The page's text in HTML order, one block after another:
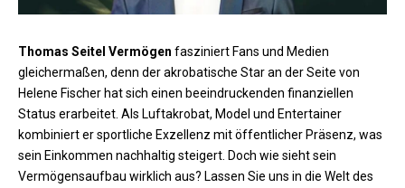
Thomas Seitel Vermögen fasziniert Fans und Medien
gleichermaßen, denn der akrobatische Star an der Seite von
Helene Fischer hat sich einen beeindruckenden finanziellen
Status erarbeitet. Als Luftakrobat, Model und Entertainer
kombiniert er sportliche Exzellenz mit öffentlicher Präsenz, was
sein Einkommen nachhaltig steigert. Doch wie sieht sein
Vermögensaufbau wirklich aus? Lassen Sie uns in die Welt des